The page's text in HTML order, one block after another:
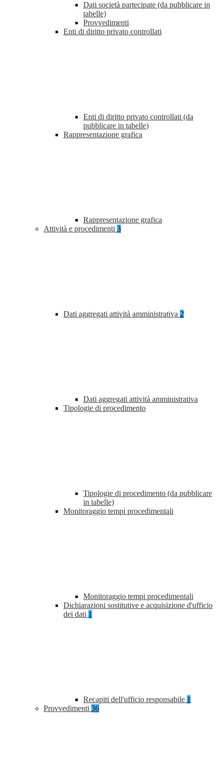
Dati società partecipate (da pubblicare in
tabelle)
Provvedimenti
Enti di diritto privato controllati
Enti di diritto privato controllati (da
pubblicare in tabelle)
Rappresentazione grafica
Rappresentazione grafica
Attività e procedimenti 3
Dati aggregati attività amministrativa 2
Dati aggregati attività amministrativa
Tipologie di procedimento
Tipologie di procedimento (da pubblicare
in tabelle)
Monitoraggio tempi procedimentali
Monitoraggio tempi procedimentali
Dichiarazioni sostitutive e acquisizione d'ufficio
dei dati 1
Recapiti dell'ufficio responsabile 1
Provvedimenti 36